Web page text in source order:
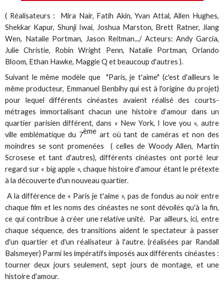
( Réalisateurs : Mira Nair, Fatih Akin, Yvan Attal, Allen Hughes,
Shekkar Kapur, Shunji Iwai, Joshua Marston, Brett Ratner, Jiang
Wen, Natalie Portman, Jason Reitman.../ Acteurs: Andy Garcia,
Julie Christie, Robin Wright Penn, Natalie Portman, Orlando
Bloom, Ethan Hawke, Maggie Q et beaucoup d'autres ).
Suivant le même modèle que "Paris, je t'aime" (c'est d'ailleurs le
même producteur, Emmanuel Benbihy qui est à l'origine du projet)
pour lequel différents cinéastes avaient réalisé des courts-
métrages immortalisant chacun une histoire d'amour dans un
quartier parisien différent, dans « New York, I love you », autre
ville emblématique du 7èmeart où tant de caméras et non des
moindres se sont promenées ( celles de Woody Allen, Martin
Scrosese et tant d'autres), différents cinéastes ont porté leur
regard sur « big apple », chaque histoire d'amour étant le prétexte
à la découverte d'un nouveau quartier.
A la différence de « Paris je t'aime », pas de fondus au noir entre
chaque film et les noms des cinéastes ne sont dévoilés qu'à la fin,
ce qui contribue à créer une relative unité. Par ailleurs, ici, entre
chaque séquence, des transitions aident le spectateur à passer
d'un quartier et d'un réalisateur à l'autre. (réalisées par Randall
Balsmeyer) Parmi les impératifs imposés aux différents cinéastes :
tourner deux jours seulement, sept jours de montage, et une
histoire d'amour.